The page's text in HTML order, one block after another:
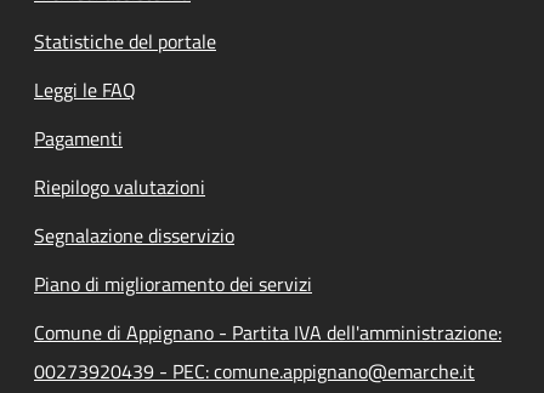
Statistiche del portale
Leggi le FAQ
Pagamenti
Riepilogo valutazioni
Segnalazione disservizio
Piano di miglioramento dei servizi
Comune di Appignano - Partita IVA dell'amministrazione:
00273920439 - PEC: comune.appignano@emarche.it